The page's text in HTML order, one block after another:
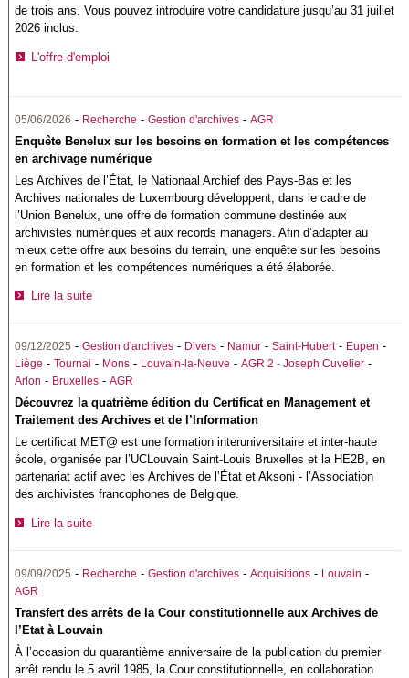
de trois ans. Vous pouvez introduire votre candidature jusqu’au 31 juillet
2026 inclus.
L'offre d'emploi
05/06/2026 - Recherche - Gestion d'archives- AGR
Enquête Benelux sur les besoins en formation et les compétences
en archivage numérique
Les Archives de l’État, le Nationaal Archief des Pays-Bas et les
Archives nationales de Luxembourg développent, dans le cadre de
l’Union Benelux, une offre de formation commune destinée aux
archivistes numériques et aux records managers. Afin d’adapter au
mieux cette offre aux besoins du terrain, une enquête sur les besoins
en formation et les compétences numériques a été élaborée.
Lire la suite
09/12/2025 - Gestion d'archives- Divers- Namur- Saint-Hubert- Eupen -
Liège - Tournai - Mons- Louvain-la-Neuve - AGR 2 - Joseph Cuvelier-
Arlon - Bruxelles- AGR
Découvrez la quatrième édition du Certificat en Management et
Traitement des Archives et de l’Information
Le certificat MET@ est une formation interuniversitaire et inter-haute
école, organisée par l’UCLouvain Saint-Louis Bruxelles et la HE2B, en
partenariat actif avec les Archives de l’État et Aksoni - l’Association
des archivistes francophones de Belgique.
Lire la suite
09/09/2025 - Recherche - Gestion d'archives- Acquisitions- Louvain -
AGR
Transfert des arrêts de la Cour constitutionnelle aux Archives de
l’Etat à Louvain
À l’occasion du quarantième anniversaire de la publication du premier
arrêt rendu le 5 avril 1985, la Cour constitutionnelle, en collaboration